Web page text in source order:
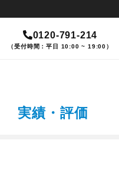
0120-791-214
（受付時間：平日 10:00 ~ 19:00）
実績・評価